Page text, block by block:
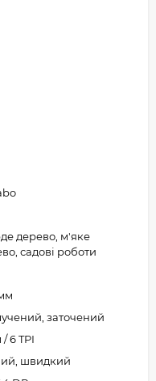
дерево, м'яке
садові роботи
заточений
6 TPI
швидкий